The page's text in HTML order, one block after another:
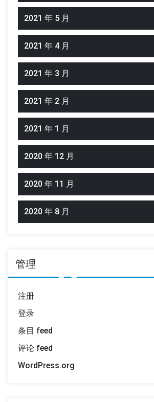
2021 年 5 月
2021 年 4 月
2021 年 3 月
2021 年 2 月
2021 年 1 月
2020 年 12 月
2020 年 11 月
2020 年 8 月
管理
注册
登录
条目 feed
评论 feed
WordPress.org